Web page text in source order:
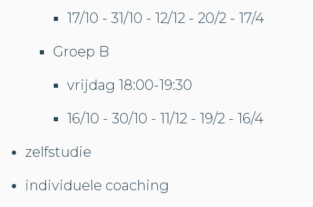
17/10 - 31/10 - 12/12 - 20/2 - 17/4
Groep B
vrijdag 18:00-19:30
16/10 - 30/10 - 11/12 - 19/2 - 16/4
zelfstudie
individuele coaching